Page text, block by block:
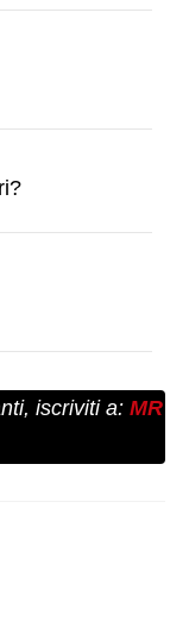
iscriviti a: MR